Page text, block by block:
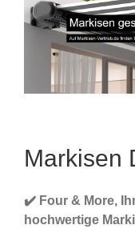
Markisen
✔️ Four & More,
hochwertige